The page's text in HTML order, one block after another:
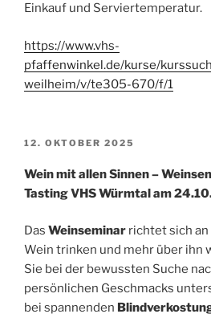
Einkauf und Serviertemperatur.
https://www.vhs-
pfaffenwinkel.de/kurse/
weilheim/v/te305-670/f/1
VERÖFFENTLICHT
12. OKTOBER 2025
Wein mit allen Sinnen –
Tasting VHS Würmtal am
Das Weinseminar richtet sich an
Wein trinken und mehr über ihn
Sie bei der bewussten Suche
persönlichen Geschmacks
bei spannenden